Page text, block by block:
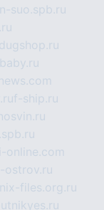
suo.spb.ru
dugshop.ru
f-ship.ru
online.com
ostrov.ru
nix-files.org.ru